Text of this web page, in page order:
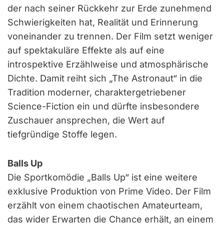
der nach seiner Rückkehr zur Erde zunehmend
Schwierigkeiten hat, Realität und Erinnerung
voneinander zu trennen. Der Film setzt weniger
auf spektakuläre Effekte als auf eine
introspektive Erzählweise und atmosphärische
Dichte. Damit reiht sich „The Astronaut“ in die
Tradition moderner, charaktergetriebener
Science-Fiction ein und dürfte insbesondere
Zuschauer ansprechen, die Wert auf
tiefgründige Stoffe legen.
Balls Up
Die Sportkomödie „Balls Up“ ist eine weitere
exklusive Produktion von Prime Video. Der Film
erzählt von einem chaotischen Amateurteam,
das wider Erwarten die Chance erhält, an einem